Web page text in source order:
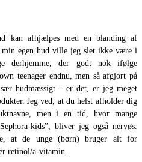
kan afhjælpes med en blanding af
egen hud ville jeg slet ikke være i
der godt nok ifølge
teenager endnu, men så afgjort på
hudmæssigt – er det, er jeg meget
Jeg ved, at du helst afholder dig
men i en tid, hvor mange
kids”, bliver jeg også nervøs.
at de unge (børn) bruger alt for
retinol/a-vitamin.